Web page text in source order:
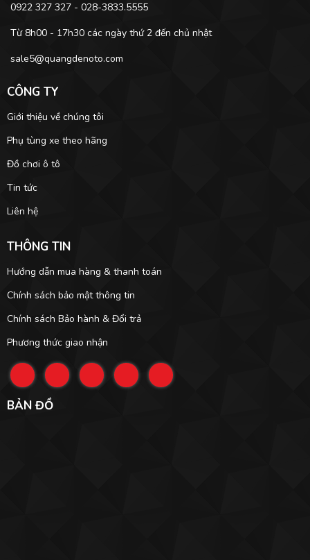
0922 327 327 - 028-3833.5555
Từ 8h00 - 17h30 các ngày thứ 2 đến chủ nhật
sale5@quangdenoto.com
CÔNG TY
Giới thiệu về chúng tôi
Phụ tùng xe theo hãng
Đồ chơi ô tô
Tin tức
Liên hệ
THÔNG TIN
Hướng dẫn mua hàng & thanh toán
Chính sách bảo mật thông tin
Chính sách Bảo hành & Đổi trả
Phương thức giao nhận
BẢN ĐỒ